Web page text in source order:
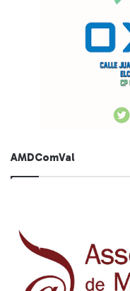
AMDComVal